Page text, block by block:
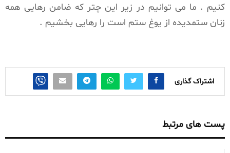
کنیم . ما می توانیم در زیر این چتر که ضامن رهایی همه
زنان ستمدیده از یوغ ستم است را رهایی بخشیم .
اشتراک گذاری
پست های مرتبط